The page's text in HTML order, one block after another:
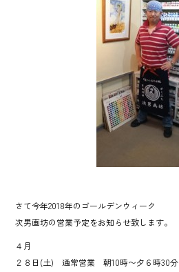
さて今年2018年のゴールデンウィーク
次男画坊の営業予定をお知らせ致します。
４月
２８日(土) 通常営業 朝10時〜夕６時30分